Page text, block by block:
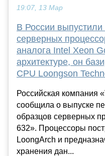
19:07, 13 Мар
В России
серверных
аналога Intel Xeon
архитектуре, он
CPU Loongson
Российская компания
сообщила о выпуске
образцов серверных
632». Процессоры
LoongArch и
хранения дан...